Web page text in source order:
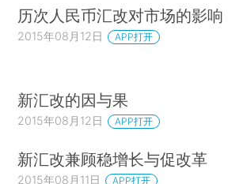
历次人民币汇改对市场的影响
2015年08月12日 APP打开
新汇改的因与果
2015年08月12日 APP打开
新汇改兼顾稳增长与促改革
2015年08月11日 APP打开